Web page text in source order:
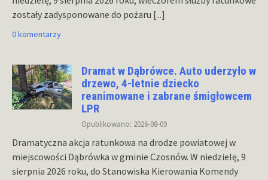
zostały zadysponowane do pożaru [...]
0 komentarzy
Dramat w Dąbrówce. Auto uderzyło w
drzewo, 4-letnie dziecko
reanimowane i zabrane śmigłowcem
LPR
Opublikowano: 2026-08-09
Dramatyczna akcja ratunkowa na drodze powiatowej w
miejscowości Dąbrówka w gminie Czosnów. W niedzielę, 9
sierpnia 2026 roku, do Stanowiska Kierowania Komendy